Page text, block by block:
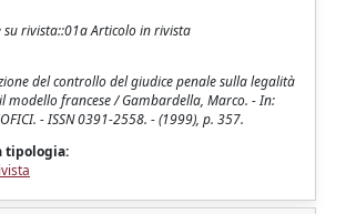
su rivista::01a Articolo in rivista
del controllo del giudice penale sulla legalità
modello francese / Gambardella, Marco. - In:
- ISSN 0391-2558. - (1999), p. 357.
tipologia: